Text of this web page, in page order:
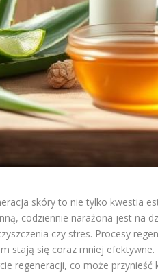
skóry to nie tylko kwestia
codziennie narażona jest na
czy stres. Procesy
stają się coraz mniej
regeneracji, co może